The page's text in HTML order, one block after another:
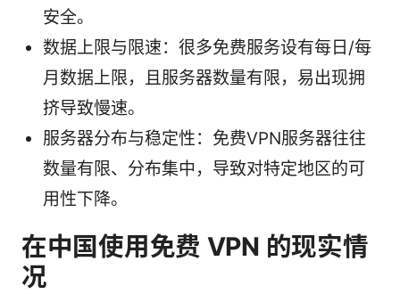
安全。
数据上限与限速：很多免费服务设有每日/每
月数据上限，且服务器数量有限，易出现拥
挤导致慢速。
服务器分布与稳定性：免费VPN服务器往往
数量有限、分布集中，导致对特定地区的可
用性下降。
在中国使用免费 VPN 的现实情
况